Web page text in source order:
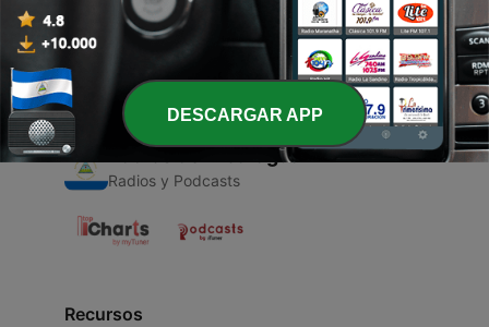
17 feb. 2021
Radios de Nicaragua
Radios y Podcasts
Recursos
DESCARGAR APP